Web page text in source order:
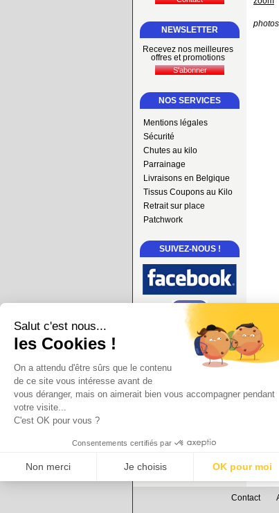
NEWSLETTER
Recevez nos meilleures
offres et promotions
NOS SERVICES
Mentions légales
Sécurité
Chutes au kilo
Parrainage
Livraisons en Belgique
Tissus Coupons au Kilo
Retrait sur place
Patchwork
SUIVEZ-NOUS !
Contact
Salut c'est nous...
les Cookies !
On a attendu d'être sûrs que le contenu
de ce site vous intéresse avant de
vous déranger, mais on aimerait bien vous accompagner pendant
votre visite...
C'est OK pour vous ?
Consentements certifiés par
Non merci Je choisis OK pour moi
Plateforme de Gestion du Consentement : Personnalisez vos Options